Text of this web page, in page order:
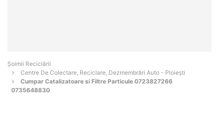
Șoimii Reciclării
Centre De Colectare, Reciclare, Dezmembrări Auto - Ploieşti
Cumpar Catalizatoare si Filtre Particule 0723827266
0735648830